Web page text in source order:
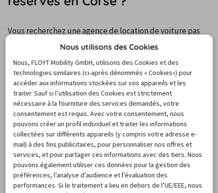
Vous recherchez une agence de location de voiture pas
chère à Bonifacio ? Vous êtes au bon endroit ! Carigami est
présents sur la ville. Le site vous permet de consulter en
quelques minutes les offres disponibles sur votre période
de voyage. Ainsi, dénicher votre agence de location de
voiture à Bonifacio à prix réduit devient un jeu d'enfant.
Vous pourrez en outre facilement comparer les
prestations et les options disponibles selon les
compagnies. À Bonifacio, le loueur principal est Europcar.
L'entreprise travaille avec différents prestataires, qui
n'appliquent pas tous la même tarification et n'offrent
pas forcément les mêmes services. N'hésitez pas à
Nous utilisons des Cookies
Nous, FLOYT Mobility GmbH, utilisons des Cookies et des
technologies similaires (ci-après dénommés « Cookies») pour
accéder aux informations stockées sur vos appareils et les
traiter. Sauf si l’utilisation des Cookies est strictement
nécessaire à la fourniture des services demandés, votre
consentement est requis. Avec votre consentement, nous
pouvons créer un profil individuel et traiter les informations
collectées sur différents appareils (y compris votre adresse e-
mail) à des fins publicitaires, pour personnaliser nos offres et
services, et pour partager ces informations avec des tiers. Nous
pouvons également utiliser ces données pour la gestion des
préférences, l’analyse d’audience et l’évaluation des
performances. Si le traitement a lieu en dehors de l’UE/EEE, nous